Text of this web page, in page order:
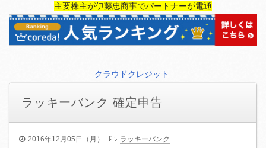
動
主要株主が伊藤忠商事でパートナーが電通
クラウドクレジット
ラッキーバンク 確定申告
2016年12月05日（月） ラッキーバンク